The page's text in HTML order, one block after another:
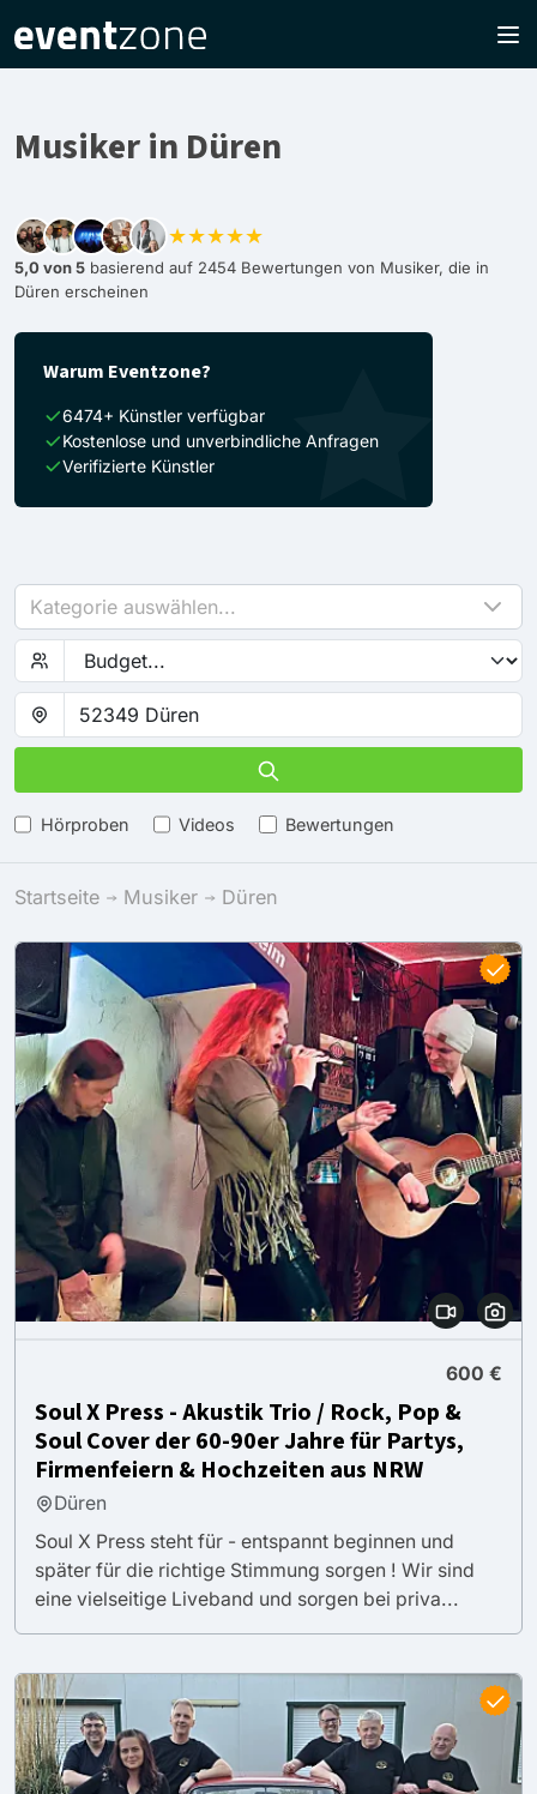
Musiker in Düren
★★★★★
5,0 von 5 basierend auf 2454 Bewertungen von Musiker, die in
Düren erscheinen
Warum Eventzone?
6474+ Künstler verfügbar
Kostenlose und unverbindliche Anfragen
Verifizierte Künstler
Kategorie auswählen...
Hörproben Videos Bewertungen
Startseite Musiker Düren
600 €
Soul X Press - Akustik Trio / Rock, Pop &
Soul Cover der 60-90er Jahre für Partys,
Firmenfeiern & Hochzeiten aus NRW
Düren
Soul X Press steht für - entspannt beginnen und
später für die richtige Stimmung sorgen ! Wir sind
eine vielseitige Liveband und sorgen bei priva...